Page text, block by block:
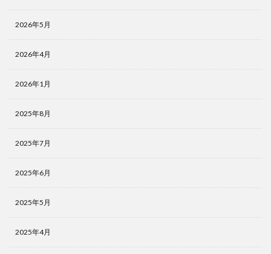
2026年5月
2026年4月
2026年1月
2025年8月
2025年7月
2025年6月
2025年5月
2025年4月